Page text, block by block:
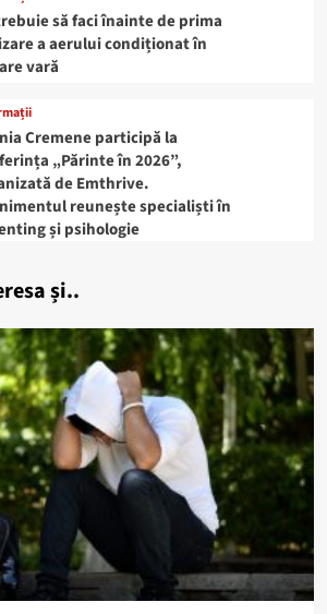
să faci înainte de prima
a aerului condiționat în
vară
Cremene participă la
„Părinte în 2026”,
de Emthrive.
reunește specialiști în
și psihologie
și..